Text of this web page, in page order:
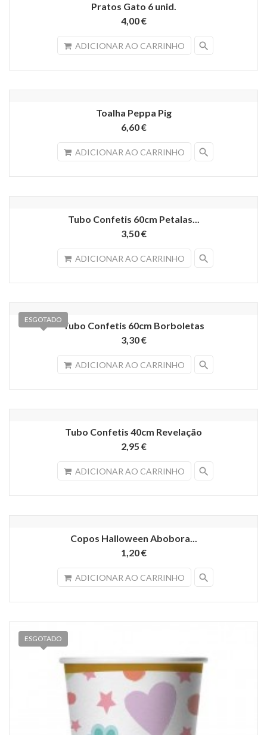
Pratos Gato 6 unid.
4,00 €
ADICIONAR AO CARRINHO search
Toalha Peppa Pig
6,60 €
ADICIONAR AO CARRINHO search
Tubo Confetis 60cm Petalas...
3,50 €
ADICIONAR AO CARRINHO search
Tubo Confetis 60cm Borboletas
3,30 €
ADICIONAR AO CARRINHO search
ESGOTADO
Tubo Confetis 40cm Revelação
2,95 €
ADICIONAR AO CARRINHO search
Copos Halloween Abobora...
1,20 €
ADICIONAR AO CARRINHO search
ESGOTADO